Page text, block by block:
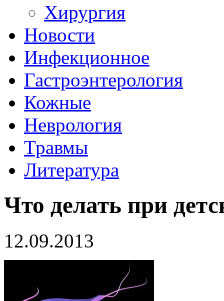
Хирургия
Новости
Инфекционное
Гастроэнтерология
Кожные
Неврология
Травмы
Литература
Что делать при
12.09.2013